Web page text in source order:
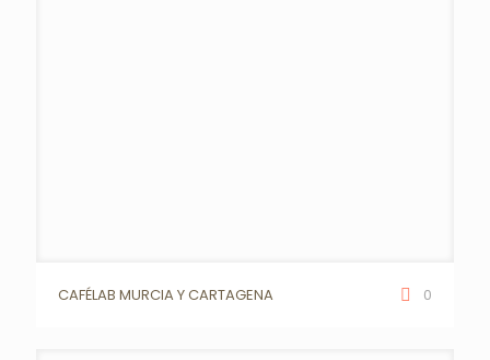
CAFÉLAB MURCIA Y CARTAGENA 0